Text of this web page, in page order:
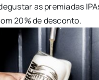
as premiadas
20% de desconto.